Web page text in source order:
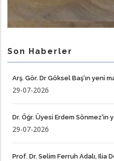
Son Haberler
Arş. Gör. Dr Göksel Baş'ın yeni
29-07-2026
Dr. Öğr. Üyesi Erdem Sönmez'in
29-07-2026
Prof. Dr. Selim Ferruh Adalı,